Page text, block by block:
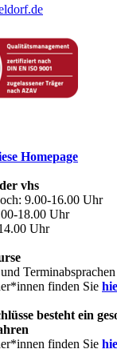
Homepage
vhs
9.00-16.00 Uhr
18.00 Uhr
Uhr
finden Sie
besteht ein
finden Sie